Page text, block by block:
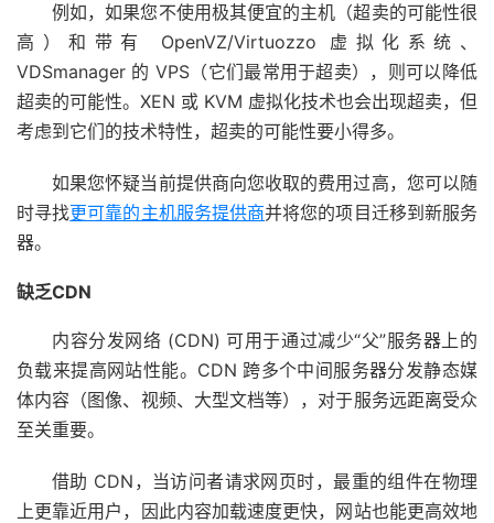
例如，如果您不使用极其便宜的主机（超卖的可能性很
高）和带有 OpenVZ/Virtuozzo 虚拟化系统、
VDSmanager 的 VPS（它们最常用于超卖），则可以降低
超卖的可能性。XEN 或 KVM 虚拟化技术也会出现超卖，但
考虑到它们的技术特性，超卖的可能性要小得多。
如果您怀疑当前提供商向您收取的费用过高，您可以随
时寻找更可靠的主机服务提供商并将您的项目迁移到新服务
器。
缺乏CDN
内容分发网络 (CDN) 可用于通过减少“父”服务器上的
负载来提高网站性能。CDN 跨多个中间服务器分发静态媒
体内容（图像、视频、大型文档等），对于服务远距离受众
至关重要。
借助 CDN，当访问者请求网页时，最重的组件在物理
上更靠近用户，因此内容加载速度更快，网站也能更高效地